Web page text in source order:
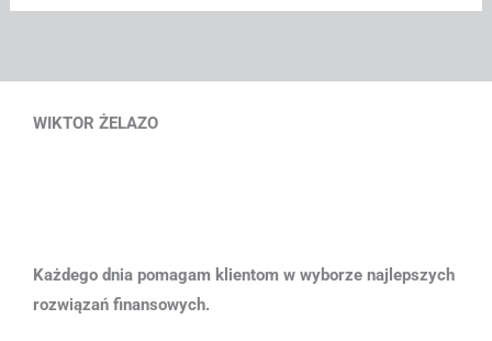
WIKTOR ŻELAZO
Każdego dnia pomagam klientom w wyborze najlepszych
rozwiązań finansowych.